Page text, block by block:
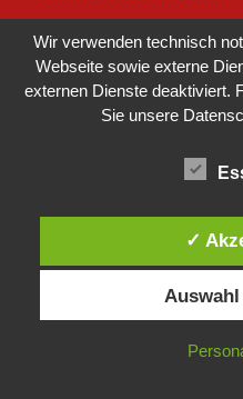
Wir verwenden technisch
Webseite sowie externe
externen Dienste deaktiviert.
Sie unsere
✓